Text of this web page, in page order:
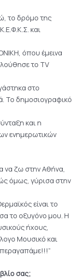
το δρόμο της
και
όπου έμεινα
το TV
στο
Το δημοσιογραφικό
και η
ενημερωτικών
να ζω στην Αθήνα,
όμως, γύρισα στην
είναι το
το οξυγόνο μου. Η
ήχους,
Μουσικό και
σας;